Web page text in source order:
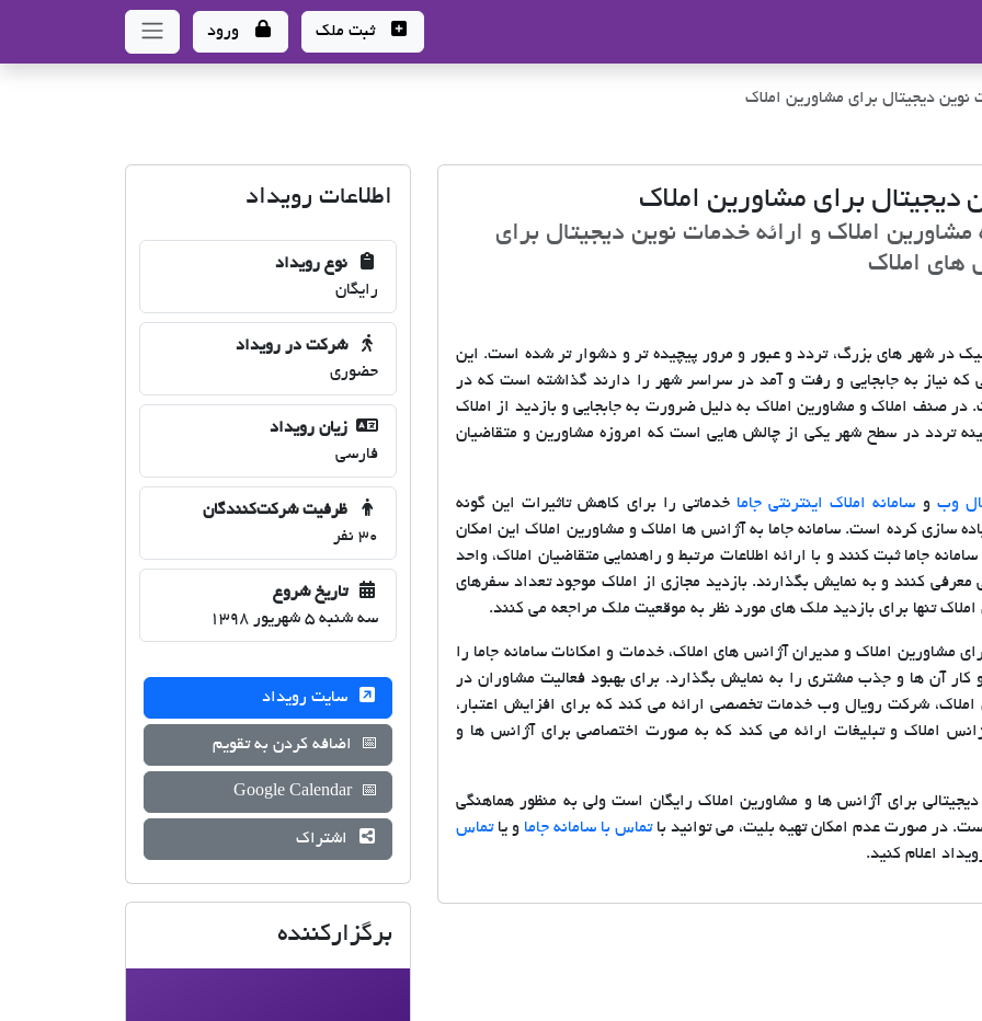
ثبت ملک ورود
نوین دیجیتال برای مشاورین املاک
دیجیتال برای مشاورین املاک
مشاورین املاک و ارائه خدمات نوین دیجیتال برای
املاک
در شهر های بزرگ، تردد و عبور و مرور پیچیده تر و دشوار تر شده است. این
که نیاز به جابجایی و رفت و آمد در سراسر شهر را دارند گذاشته است که در
در صنف املاک و مشاورین املاک به دلیل ضرورت به جابجایی و بازدید از املاک
تردد در سطح شهر یکی از چالش هایی است که امروزه مشاورین و متقاضیان
وب و سامانه املاک اینترنتی جاما خدماتی را برای کاهش تاثیرات این گونه
سازی کرده است. سامانه جاما به آژانس ها املاک و مشاورین املاک این امکان
جاما ثبت کنند و با ارائه اطلاعات مرتبط و راهنمایی متقاضیان املاک، واحد
کنند و به نمایش بگذارند. بازدید مجازی از املاک موجود تعداد سفرهای
تنها برای بازدید ملک های مورد نظر به موقعیت ملک مراجعه می کنند.
مشاورین املاک و مدیران آژانس های املاک، خدمات و امکانات سامانه جاما را
کار آن ها و جذب مشتری را به نمایش بگذارد. برای بهبود فعالیت مشاوران در
شرکت رویال وب خدمات تخصصی ارائه می کند که برای افزایش اعتبار،
املاک و تبلیغات ارائه می کند که به صورت اختصاصی برای آژانس ها و
برای آژانس ها و مشاورین املاک رایگان است ولی به منظور هماهنگی
در صورت عدم امکان تهیه بلیت، می توانید باتماس با سامانه جاما و یاتماس
اعلام کنید.
اطلاعات رویداد
نوع رویداد
رایگان
شرکت در رویداد
حضوری
زیان رویداد
فارسی
ظرفیت شرکت‌کنندگان
30 نفر
تاریخ شروع
سه شنبه 5 شهریور 1398
سایت رویداد
📅 اضافه کردن به تقویم
📅
Google Calendar
اشتراک
برگزارکننده